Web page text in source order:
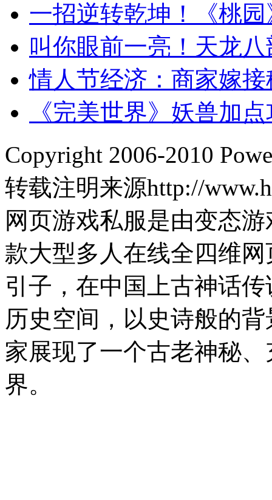
一招逆转乾坤！《桃
叫你眼前一亮！天龙
情人节经济：商家嫁接
《完美世界》妖兽加
Copyright 2006-2010
转载注明来源http://
网页游戏私服是由变态
款大型多人在线全四维
引子，在中国上古神话
历史空间，以史诗般的
家展现了一个古老神秘
界。